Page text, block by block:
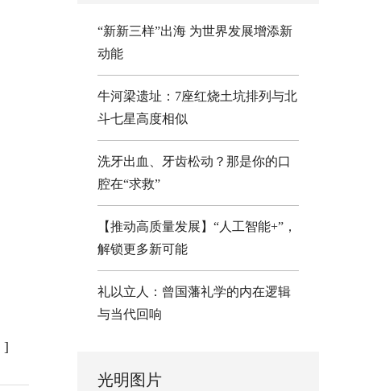
]
“新新三样”出海 为世界发展增添新
动能
牛河梁遗址：7座红烧土坑排列与北
斗七星高度相似
洗牙出血、牙齿松动？那是你的口
腔在“求救”
【推动高质量发展】“人工智能+”，
解锁更多新可能
礼以立人：曾国藩礼学的内在逻辑
与当代回响
光明图片